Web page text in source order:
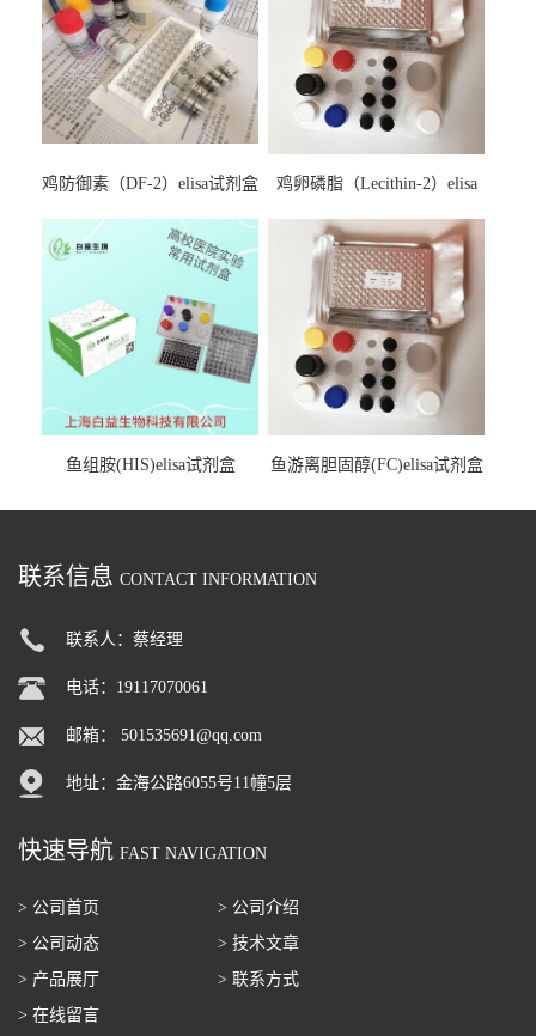
鸡防御素（DF-2）elisa试剂盒
鸡卵磷脂（Lecithin-2）elisa
鱼组胺(HIS)elisa试剂盒 鱼游离胆固醇(FC)elisa试剂盒
联系信息 CONTACT INFORMATION
联系人：蔡经理
电话：19117070061
邮箱： 501535691@qq.com
地址：金海公路6055号11幢5层
快速导航 FAST NAVIGATION
> 公司首页
> 公司介绍
> 公司动态
> 技术文章
> 产品展厅
> 联系方式
> 在线留言